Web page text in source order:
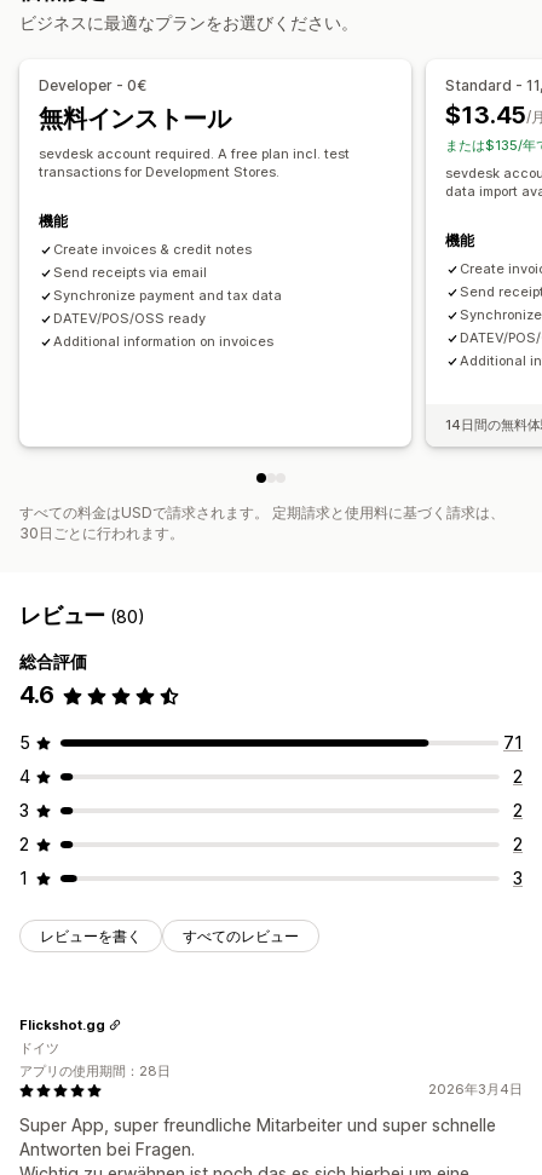
請求と請求書発行
課税控除 免税 注文書
自動データ同期
日次売上サマリー
注文詳細
売上税マッピング
銀行照合 エラーの解決
履歴データのインポート
カスタマイズ
ファイル管理
メールオートメーション
PDF生成 印刷とエクスポート
ビジネスに最適なプランをお選びください。
Developer - 0€
無料インストール
sevdesk account required. A free plan incl. test
transactions for Development Stores.
機能
Create invoices & credit notes
Send receipts via email
Synchronize payment and tax data
DATEV/POS/OSS ready
Additional information on invoices
Standard -
$13.45/
または$135/年
sevdesk
data import
機能
Create
Send
DATEV/
Additional
14日間の無料
すべての料金はUSDで請求されます。 定期請求と使用料に基づく請求は、
30日ごとに行われます。
レビュー (80)
総合評価
4.6
5
71
4
2
3
2
2
2
1
3
レビューを書く すべてのレビュー
2026年3月4日
Super App, super freundliche Mitarbeiter und super schnelle
Antworten bei Fragen.
Flickshot.gg
ドイツ
アプリの使用期間：28日